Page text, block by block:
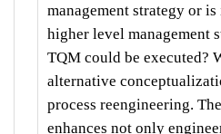
management strategy or
higher level management
TQM could be executed?
alternative
process reengineering.
enhances not only